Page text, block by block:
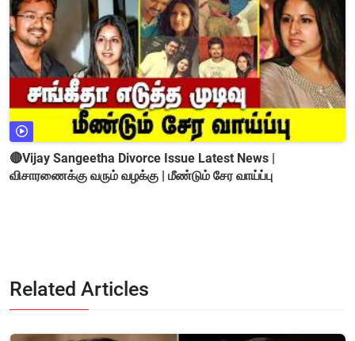
🔴Vijay Sangeetha Divorce Issue Latest News |
விசாரணைக்கு வரும் வழக்கு | மீண்டும் சேர வாய்ப்பு
Related Articles